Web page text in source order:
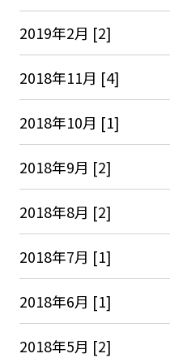
2019年2月 [2]
2018年11月 [4]
2018年10月 [1]
2018年9月 [2]
2018年8月 [2]
2018年7月 [1]
2018年6月 [1]
2018年5月 [2]